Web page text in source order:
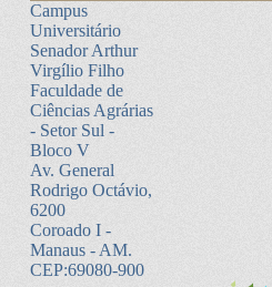
Campus
Universitário
Senador Arthur
Virgílio Filho
Faculdade de
Ciências Agrárias
- Setor Sul -
Bloco V
Av. General
Rodrigo Octávio,
6200
Coroado I -
Manaus - AM.
CEP:69080-900